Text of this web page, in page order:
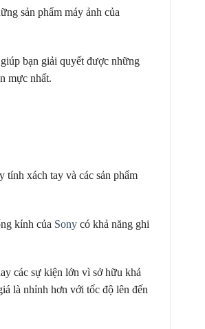
sản phẩm máy ảnh của
giúp bạn giải quyết được những
mực nhất.
tính xách tay và các sản phẩm
kính của Sony có khả năng ghi
các sự kiện lớn vì sở hữu khả
là nhỉnh hơn với tốc độ lên đến